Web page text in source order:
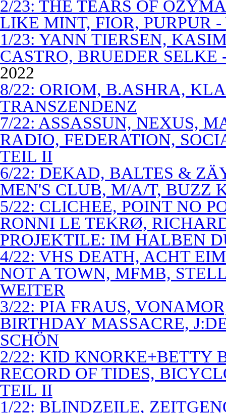
2/23: THE TEARS OF
LIKE MINT, FIOR, PURPUR
1/23: YANN TIERSEN,
CASTRO, BRUEDER SELKE
2022
8/22: ORIOM, B.ASHRA,
TRANSZENDENZ
7/22: ASSASSUN, NEXUS,
RADIO, FEDERATION,
TEIL II
6/22: DEKAD, BALTES &
MEN'S CLUB, M/A/T, BUZZ
5/22: CLICHEE, POINT NO
RONNI LE TEKRØ,
PROJEKTILE: IM HALBEN
4/22: VHS DEATH, ACHT
NOT A TOWN, MFMB,
WEITER
3/22: PIA FRAUS,
BIRTHDAY MASSACRE,
SCHÖN
2/22: KID KNORKE+BETTY
RECORD OF TIDES,
TEIL II
1/22: BLINDZEILE,